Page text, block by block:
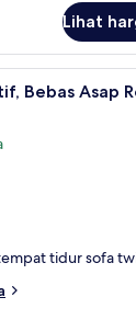
Lihat
Bebas Asap
tidur sofa